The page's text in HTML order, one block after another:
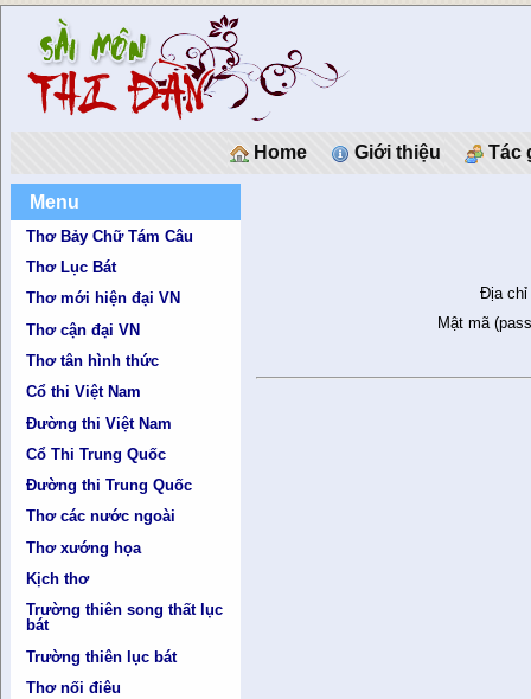
Home Giới thiệu Tác
Menu
Thơ Bảy Chữ Tám Câu
Thơ Lục Bát
Thơ mới hiện đại VN
Thơ cận đại VN
Thơ tân hình thức
Cổ thi Việt Nam
Đường thi Việt Nam
Cổ Thi Trung Quốc
Đường thi Trung Quốc
Thơ các nước ngoài
Thơ xướng họa
Kịch thơ
Trường thiên song thất lục
bát
Trường thiên lục bát
Thơ nối điêu
Địa chỉ
Mật mã